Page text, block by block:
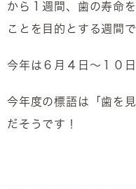
から１週間、歯の寿命
ことを目的とする週間で
今年は６月４日～１０日
今年度の標語は「歯を
だそうです！